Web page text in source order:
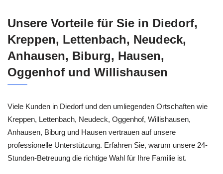
Unsere Vorteile für Sie in Diedorf,
Kreppen, Lettenbach, Neudeck,
Anhausen, Biburg, Hausen,
Oggenhof und Willishausen
Viele Kunden in Diedorf und den umliegenden Ortschaften wie
Kreppen, Lettenbach, Neudeck, Oggenhof, Willishausen,
Anhausen, Biburg und Hausen vertrauen auf unsere
professionelle Unterstützung. Erfahren Sie, warum unsere 24-
Stunden-Betreuung die richtige Wahl für Ihre Familie ist.